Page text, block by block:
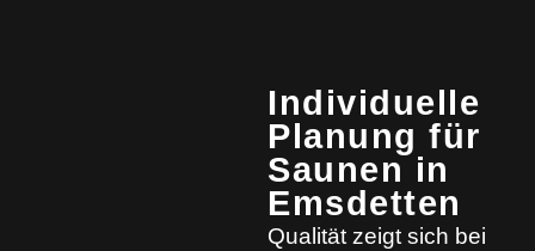
Individuelle
Planung für
Saunen in
Emsdetten
Qualität zeigt sich bei